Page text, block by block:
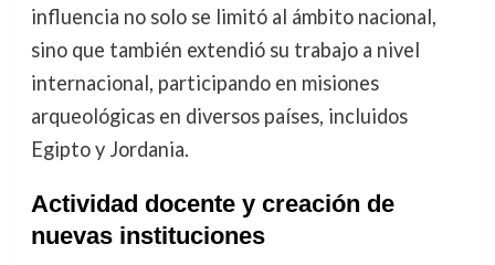
influencia no solo se limitó al ámbito nacional,
sino que también extendió su trabajo a nivel
internacional, participando en misiones
arqueológicas en diversos países, incluidos
Egipto y Jordania.
Actividad docente y creación de
nuevas instituciones